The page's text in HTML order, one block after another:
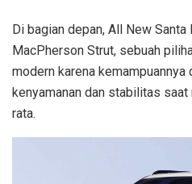
Di bagian depan, All New
MacPherson Strut, sebuah
modern karena kemampuannya
kenyamanan dan stabilitas
rata.